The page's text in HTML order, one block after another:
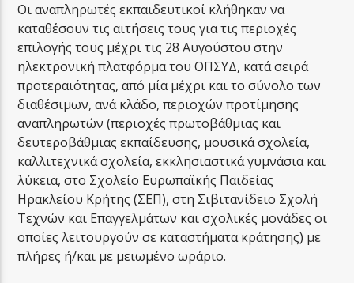
Οι αναπληρωτές εκπαιδευτικοί κλήθηκαν να
καταθέσουν τις αιτήσεις τους για τις περιοχές
επιλογής τους μέχρι τις 28 Αυγούστου στην
ηλεκτρονική πλατφόρμα του ΟΠΣΥΔ, κατά σειρά
προτεραιότητας, από μία μέχρι και το σύνολο των
διαθέσιμων, ανά κλάδο, περιοχών προτίμησης
αναπληρωτών (περιοχές πρωτοβάθμιας και
δευτεροβάθμιας εκπαίδευσης, μουσικά σχολεία,
καλλιτεχνικά σχολεία, εκκλησιαστικά γυμνάσια και
λύκεια, στο Σχολείο Ευρωπαϊκής Παιδείας
Ηρακλείου Κρήτης (ΣΕΠ), στη Σιβιτανίδειο Σχολή
Τεχνών και Επαγγελμάτων και σχολικές μονάδες οι
οποίες λειτουργούν σε καταστήματα κράτησης) με
πλήρες ή/και με μειωμένο ωράριο.